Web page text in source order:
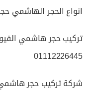
انواع الحجر الهاشمي
تركيب حجر هاشمي
01112226445